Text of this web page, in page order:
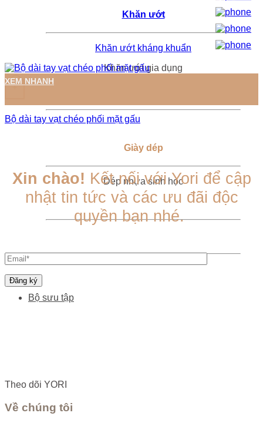
Khăn ướt
Khăn ướt kháng khuẩn
Khăn ướt gia dụng
Giày dép
Dép nhựa sinh học
Bộ sưu tập
+
XEM NHANH
Bộ dài tay vạt chéo phối mặt gấu
Xin chào! Kết nối với Yori để cập
nhật tin tức và các ưu đãi độc
quyền bạn nhé.
Theo dõi YORI
Về chúng tôi